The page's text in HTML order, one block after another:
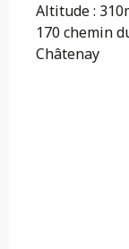
Altitude :
170 chemin
Châtenay